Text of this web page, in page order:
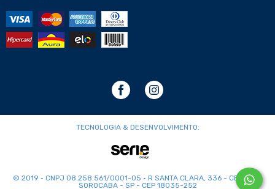
TECNOLOGIA & DESENVOLVIMENTO:
© 2019 • CNPJ 08.258.561/0001-05 • R SANTA CLARA, 336 - CENTRO -
SOROCABA - SP - CEP 18035-252